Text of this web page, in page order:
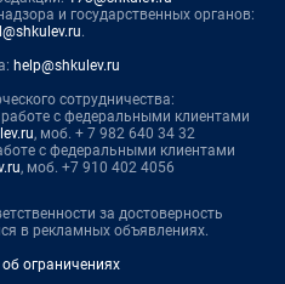
и государственных органов:
.
help@shkulev.ru
сотрудничества:
с федеральными клиентами
, моб. + 7 982 640 34 32
с федеральными клиентами
, моб. +7 910 402 4056
за достоверность
в рекламных объявлениях.
ограничениях